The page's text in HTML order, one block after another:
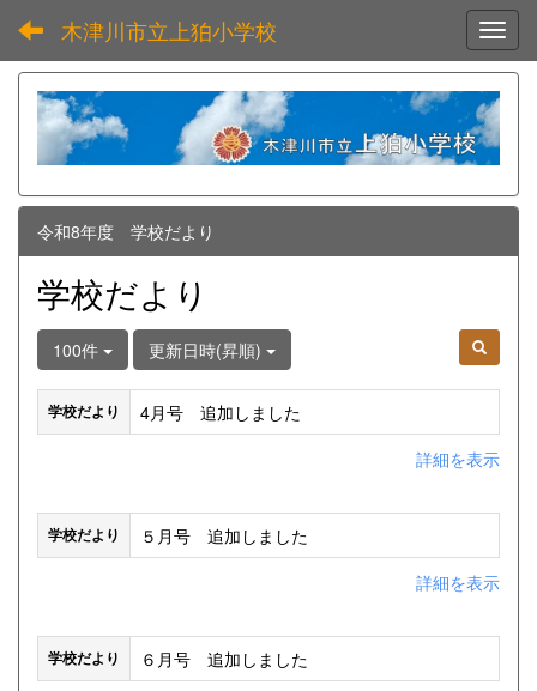
木津川市立上狛小学校
令和8年度 学校だより
学校だより
100件 更新日時(昇順)
学校だより
4月号 追加しました
詳細を表示
学校だより
５月号 追加しました
詳細を表示
学校だより
６月号 追加しました